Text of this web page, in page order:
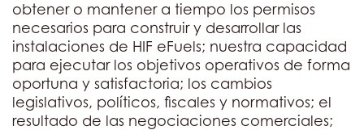
obtener o mantener a tiempo los permisos
necesarios para construir y desarrollar las
instalaciones de HIF eFuels; nuestra capacidad
para ejecutar los objetivos operativos de forma
oportuna y satisfactoria; los cambios
legislativos, políticos, fiscales y normativos; el
resultado de las negociaciones comerciales;